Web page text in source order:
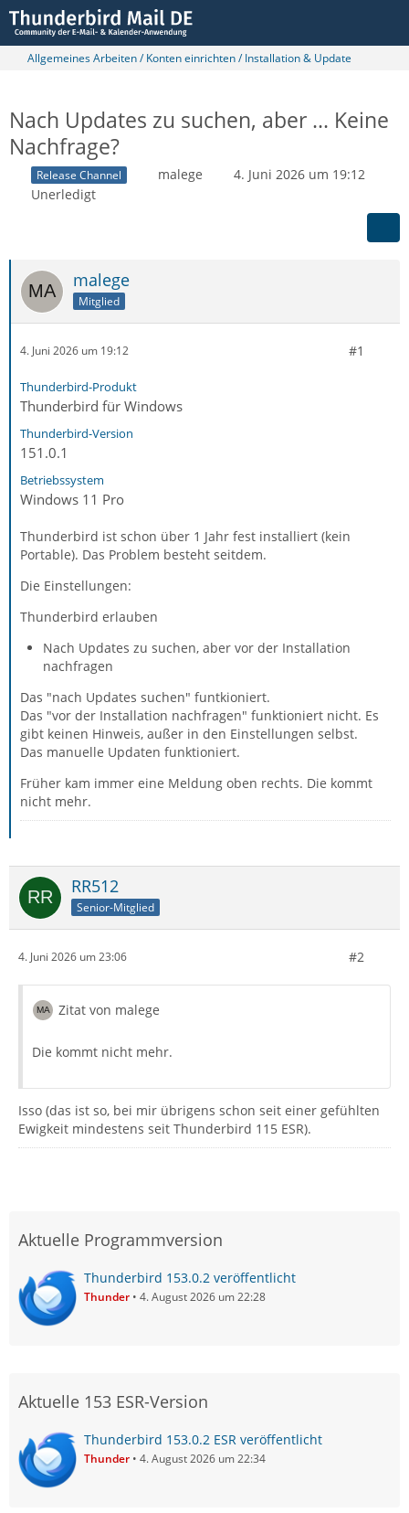
Allgemeines Arbeiten / Konten einrichten / Installation & Update
Nach Updates zu suchen, aber ... Keine
Nachfrage?
Release Channel malege
4. Juni 2026 um 19:12
Unerledigt
malege
Mitglied
4. Juni 2026 um 19:12 #1
Thunderbird-Produkt
Thunderbird für Windows
Thunderbird-Version
151.0.1
Betriebssystem
Windows 11 Pro
Thunderbird ist schon über 1 Jahr fest installiert (kein
Portable). Das Problem besteht seitdem.
Die Einstellungen:
Thunderbird erlauben
Nach Updates zu suchen, aber vor der Installation
nachfragen
Das "nach Updates suchen" funtkioniert.
Das "vor der Installation nachfragen" funktioniert nicht. Es
gibt keinen Hinweis, außer in den Einstellungen selbst.
Das manuelle Updaten funktioniert.
Früher kam immer eine Meldung oben rechts. Die kommt
nicht mehr.
RR512
Senior-Mitglied
4. Juni 2026 um 23:06 #2
Zitat von malege
Die kommt nicht mehr.
Isso (das ist so, bei mir übrigens schon seit einer gefühlten
Ewigkeit mindestens seit Thunderbird 115 ESR).
Aktuelle Programmversion
Thunderbird 153.0.2 veröffentlicht
Thunder 4. August 2026 um 22:28
Aktuelle 153 ESR-Version
Thunderbird 153.0.2 ESR veröffentlicht
Thunder 4. August 2026 um 22:34